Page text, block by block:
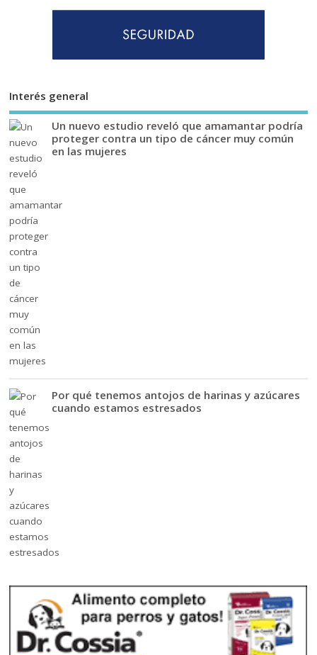
Interés general
Un nuevo estudio reveló que amamantar podría
proteger contra un tipo de cáncer muy común
en las mujeres
Por qué tenemos antojos de harinas y azúcares
cuando estamos estresados